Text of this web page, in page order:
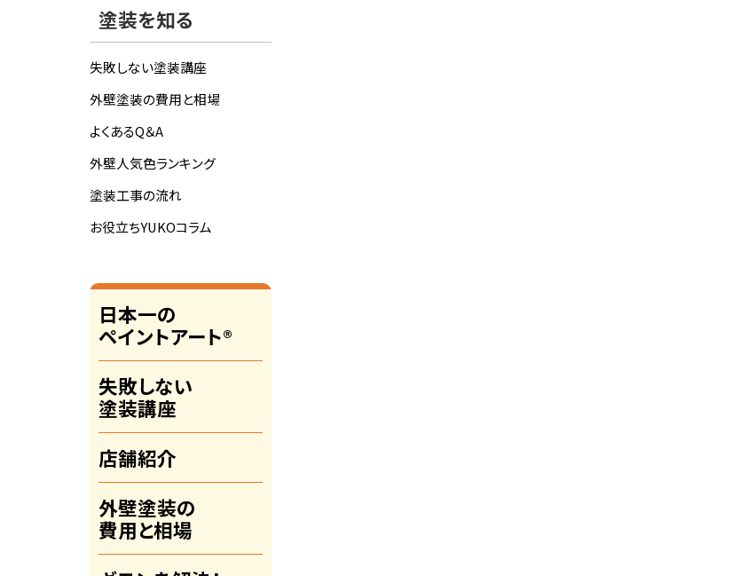
塗装を知る
失敗しない塗装講座
外壁塗装の費用と相場
よくあるQ＆A
外壁人気色ランキング
塗装工事の流れ
お役立ちYUKOコラム
日本一の
ペイントアート®
失敗しない
塗装講座
店舗紹介
外壁塗装の
費用と相場